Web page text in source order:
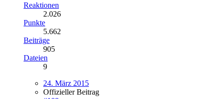
Reaktionen
2.026
Punkte
5.662
Beiträge
905
Dateien
9
24. März 2015
Offizieller Beitrag